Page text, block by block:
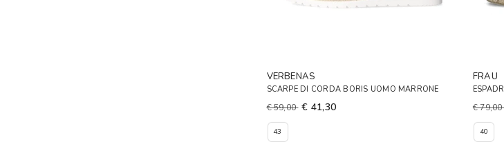
VERBENAS
SCARPE DI CORDA BORIS UOMO MARRONE
€ 59,00 € 41,30
43
FRAU
€ 79,00
40